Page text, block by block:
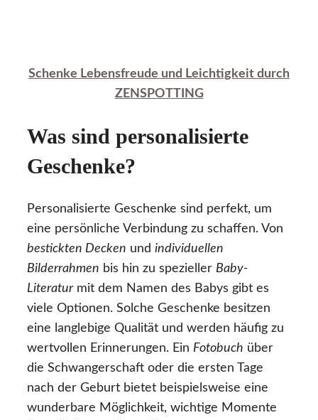
Schenke Lebensfreude und Leichtigkeit durch
ZENSPOTTING
Was sind personalisierte
Geschenke?
Personalisierte Geschenke sind perfekt, um
eine persönliche Verbindung zu schaffen. Von
bestickten Decken und individuellen
Bilderrahmen bis hin zu spezieller Baby-
Literaturmit dem Namen des Babys gibt es
viele Optionen. Solche Geschenke besitzen
eine langlebige Qualität und werden häufig zu
wertvollen Erinnerungen. Ein Fotobuch über
die Schwangerschaft oder die ersten Tage
nach der Geburt bietet beispielsweise eine
wunderbare Möglichkeit, wichtige Momente